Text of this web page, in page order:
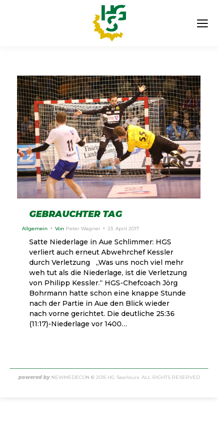
GEBRAUCHTER TAG
Allgemein Von Peter Wagner 23. April 2017
Satte Niederlage in Aue Schlimmer: HGS
verliert auch erneut Abwehrchef Kessler
durch Verletzung „Was uns noch viel mehr
weh tut als die Niederlage, ist die Verletzung
von Philipp Kessler.“ HGS-Chefcoach Jörg
Bohrmann hatte schon eine knappe Stunde
nach der Partie in Aue den Blick wieder
nach vorne gerichtet. Die deutliche 25:36
(11:17)-Niederlage vor 1400…
powered by NEWMEDECON © 2016 HG Saarlouis. ALL RIGHTS RESERVED